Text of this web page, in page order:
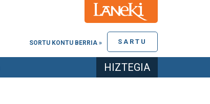
SARTU
SORTU KONTU BERRIA »
HIZTEGIA